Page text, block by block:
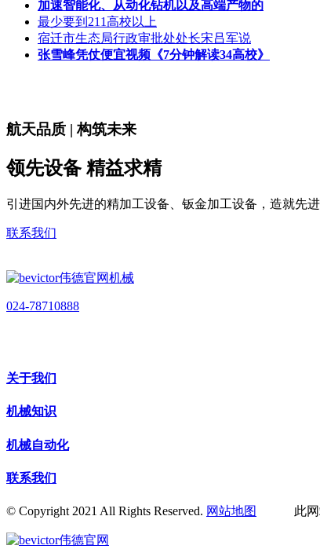
加速智能化、从动化钻机以及高端产物的
最少要到211高校以上
宿迁市生态局行政审批处处长宋吕军说
张雪峰凭仗便宜视频《7分钟解读34高校》
航天品质 | 构筑未来
领先设备 精益求精
引进国内外先进的精加工设备、钣金加工设备，造就先
联系我们
024-78710888
关于我们
机械知识
机械自动化
联系我们
© Copyright 2021 All Rights Reserved. 网站地图 此网站